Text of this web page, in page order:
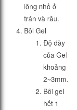
lông nhỏ ở
trán và râu.
Bôi Gel
Độ dày
của Gel
khoảng
2~3mm.
Bôi gel
hết 1